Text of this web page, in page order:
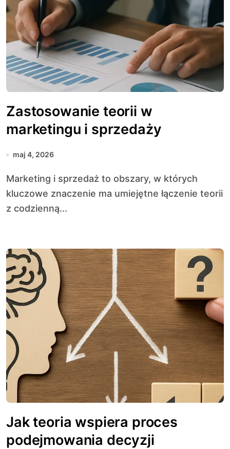
Zastosowanie teorii w
marketingu i sprzedaży
maj 4, 2026
Marketing i sprzedaż to obszary, w których
kluczowe znaczenie ma umiejętne łączenie teorii
z codzienną...
Jak teoria wspiera proces
podejmowania decyzji